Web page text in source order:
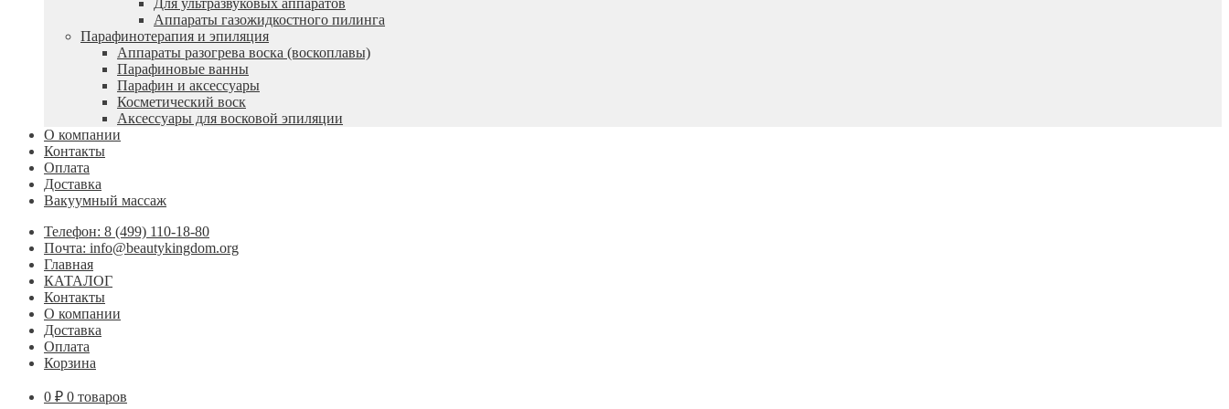
Для ультразвуковых аппаратов
Аппараты газожидкостного пилинга
Парафинотерапия и эпиляция
Аппараты разогрева воска (воскоплавы)
Парафиновые ванны
Парафин и аксессуары
Косметический воск
Аксессуары для восковой эпиляции
О компании
Контакты
Оплата
Доставка
Вакуумный массаж
Телефон: 8 (499) 110-18-80
Почта: info@beautykingdom.org
Главная
КАТАЛОГ
Контакты
О компании
Доставка
Оплата
Корзина
0 ₽ 0 товаров